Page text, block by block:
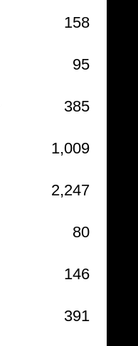
158
95
385
1,009
2,247
80
146
391